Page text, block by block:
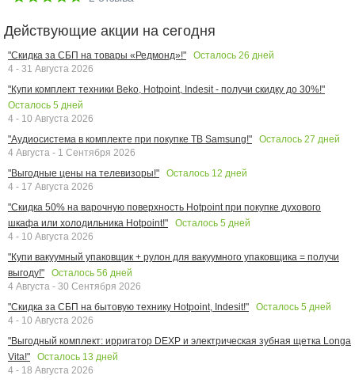
Действующие акции на сегодня
"Скидка за СБП на товары «Редмонд»!" Осталось 26 дней
4 - 31 Августа 2026
"Купи комплект техники Beko, Hotpoint, Indesit - получи скидку до 30%!"
Осталось 5 дней
4 - 10 Августа 2026
"Аудиосистема в комплекте при покупке ТВ Samsung!"
Осталось 27 дней
4 Августа - 1 Сентября 2026
"Выгодные цены на телевизоры!"
Осталось 12 дней
4 - 17 Августа 2026
"Скидка 50% на варочную поверхность Hotpoint при покупке духового
шкафа или холодильника Hotpoint!"
Осталось 5 дней
4 - 10 Августа 2026
"Купи вакуумный упаковщик + рулон для вакуумного упаковщика = получи
выгоду!"
Осталось 56 дней
4 Августа - 30 Сентября 2026
"Скидка за СБП на бытовую технику Hotpoint, Indesit!"
Осталось 5 дней
4 - 10 Августа 2026
"Выгодный комплект: ирригатор DEXP и электрическая зубная щетка Longa
Vita!"
Осталось 13 дней
4 - 18 Августа 2026